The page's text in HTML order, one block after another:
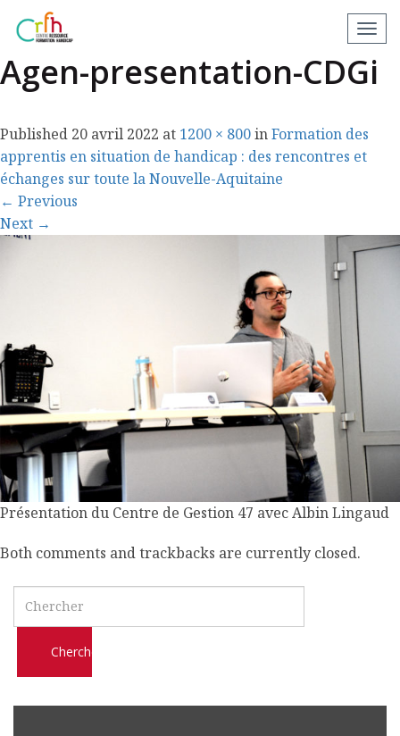
N
v
a
t
n
a
m
o
b
i
l
Réunion-Territoriale-
Agen-presentation-CDGi
Published 20 avril 2022 at 1200 × 800inFormation des
apprentis en situation de handicap : des rencontres et
échanges sur toute la Nouvelle-Aquitaine
← Previous
Next →
Présentation du Centre de Gestion 47 avec Albin Lingaud
Both comments and trackbacks are currently closed.